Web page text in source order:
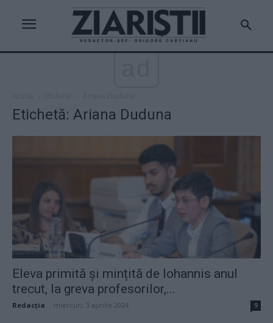
Etichetă: Ariana Duduna
Eleva primită și mințită de Iohannis anul
trecut, la greva profesorilor,...
Redacţia miercuri, 3 aprilie 2024 9